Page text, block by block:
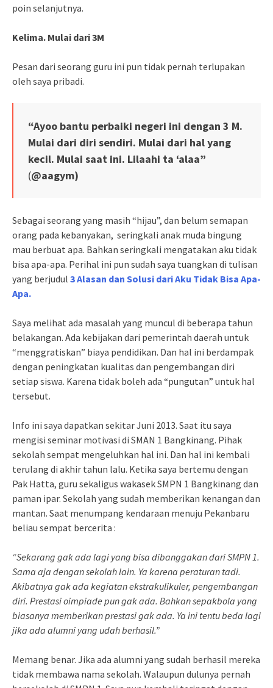
poin selanjutnya.
Kelima. Mulai dari 3M
Pesan dari seorang guru ini pun tidak pernah terlupakan
oleh saya pribadi.
“Ayoo bantu perbaiki negeri ini dengan 3 M.
Mulai dari diri sendiri. Mulai dari hal yang
kecil. Mulai saat ini. Lilaahi ta ‘alaa”
(@aagym)
Sebagai seorang yang masih “hijau”, dan belum semapan
orang pada kebanyakan, seringkali anak muda bingung
mau berbuat apa. Bahkan seringkali mengatakan aku tidak
bisa apa-apa. Perihal ini pun sudah saya tuangkan di tulisan
yang berjudul 3 Alasan dan Solusi dari Aku Tidak Bisa Apa-
Apa.
Saya melihat ada masalah yang muncul di beberapa tahun
belakangan. Ada kebijakan dari pemerintah daerah untuk
“menggratiskan” biaya pendidikan. Dan hal ini berdampak
dengan peningkatan kualitas dan pengembangan diri
setiap siswa. Karena tidak boleh ada “pungutan” untuk hal
tersebut.
Info ini saya dapatkan sekitar Juni 2013. Saat itu saya
mengisi seminar motivasi di SMAN 1 Bangkinang. Pihak
sekolah sempat mengeluhkan hal ini. Dan hal ini kembali
terulang di akhir tahun lalu. Ketika saya bertemu dengan
Pak Hatta, guru sekaligus wakasek SMPN 1 Bangkinang dan
paman ipar. Sekolah yang sudah memberikan kenangan dan
mantan. Saat menumpang kendaraan menuju Pekanbaru
beliau sempat bercerita :
“Sekarang gak ada lagi yang bisa dibanggakan dari SMPN 1.
Sama aja dengan sekolah lain. Ya karena peraturan tadi.
Akibatnya gak ada kegiatan ekstrakulikuler, pengembangan
diri. Prestasi oimpiade pun gak ada. Bahkan sepakbola yang
biasanya memberikan prestasi gak ada. Ya ini tentu beda lagi
jika ada alumni yang udah berhasil.”
Memang benar. Jika ada alumni yang sudah berhasil mereka
tidak membawa nama sekolah. Walaupun dulunya pernah